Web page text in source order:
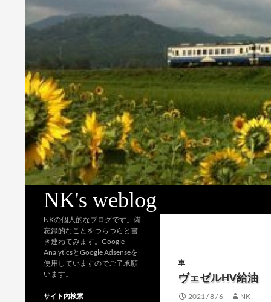
NK's weblog
車
ヴェゼルHV給油
2021 / 8 / 6 NK
NKの個人的なブログです。備
忘録的なことをつらつらと書
き連ねてみます。Google
AnalyticsとGoogle Adsenseを
使用していますのでご了承願
います。
サイト内検索